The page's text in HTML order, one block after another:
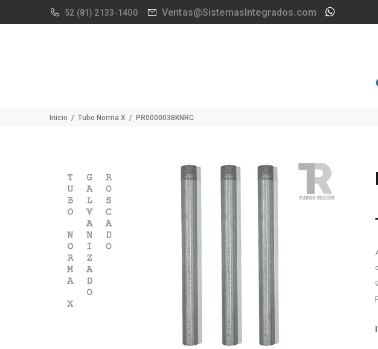
52 (81) 2133-1400 Ventas@SistemasIntegrados.com
Inicio Tubo Norma X PR000003BKNRC